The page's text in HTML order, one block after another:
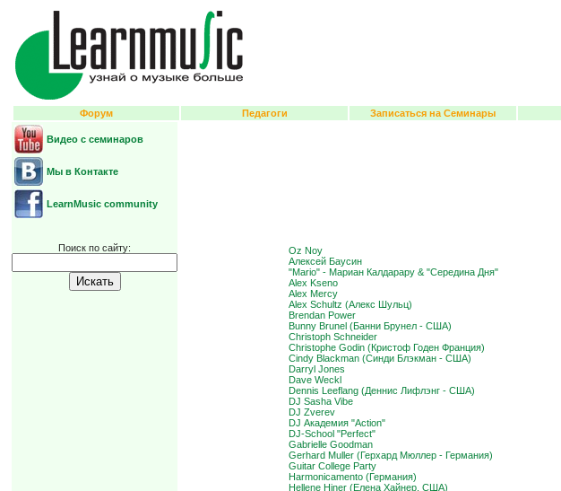
Форум Педагоги Записаться на Семинары
Видео с семинаров
Мы в Контакте
LearnMusic community
Поиск по сайту:
Oz Noy
Алексей Баусин
"Mario" - Мариан Калдарару & "Середина Дня"
Alex Kseno
Alex Mercy
Alex Schultz (Алекс Шульц)
Brendan Power
Bunny Brunel (Банни Брунел - США)
Christoph Schneider
Christophe Godin (Кристоф Годен Франция)
Cindy Blackman (Синди Блэкман - США)
Darryl Jones
Dave Weckl
Dennis Leeflang (Деннис Лифлэнг - США)
DJ Sasha Vibe
DJ Zverev
DJ Академия "Action"
DJ-School "Perfect"
Gabrielle Goodman
Gerhard Muller (Герхард Мюллер - Германия)
Guitar College Party
Harmonicamento (Германия)
Hellene Hiner (Елена Хайнер, США)